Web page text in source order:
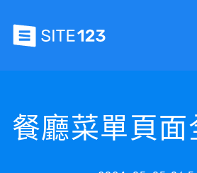
餐廳菜單頁面